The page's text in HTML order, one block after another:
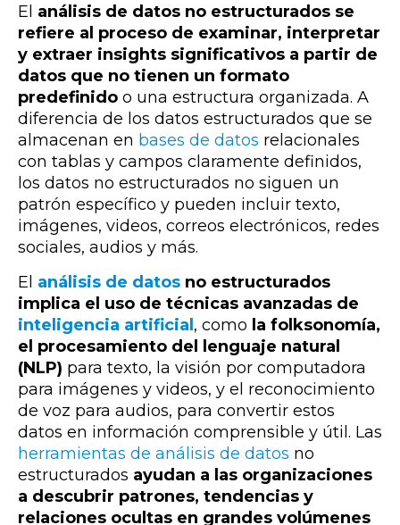
El análisis de datos no estructurados se
refiere al proceso de examinar, interpretar
y extraer insights significativos a partir de
datos que no tienen un formato
predefinido o una estructura organizada. A
diferencia de los datos estructurados que se
almacenan en bases de datos relacionales
con tablas y campos claramente definidos,
los datos no estructurados no siguen un
patrón específico y pueden incluir texto,
imágenes, videos, correos electrónicos, redes
sociales, audios y más.
El análisis de datos no estructurados
implica el uso de técnicas avanzadas de
inteligencia artificial, como la folksonomía,
el procesamiento del lenguaje natural
(NLP) para texto, la visión por computadora
para imágenes y videos, y el reconocimiento
de voz para audios, para convertir estos
datos en información comprensible y útil. Las
herramientas de análisis de datos no
estructurados ayudan a las organizaciones
a descubrir patrones, tendencias y
relaciones ocultas en grandes volúmenes